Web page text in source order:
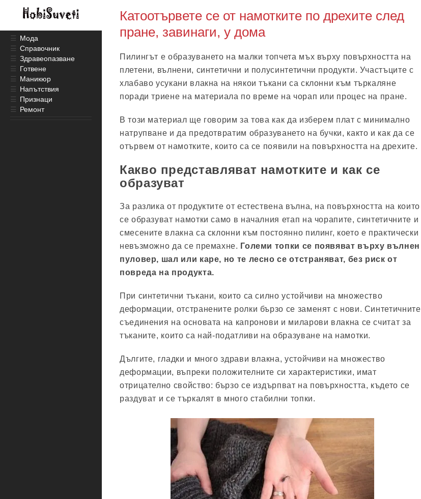
Катоотървете се от намотките по дрехите след
пране, завинаги, у дома
Пилингът е образуването на малки топчета мъх върху повърхността на
плетени, вълнени, синтетични и полусинтетични продукти. Участъците с
хлабаво усукани влакна на някои тъкани са склонни към търкаляне
поради триене на материала по време на чорап или процес на пране.
В този материал ще говорим за това как да изберем плат с минимално
натрупване и да предотвратим образуването на бучки, както и как да се
отървем от намотките, които са се появили на повърхността на дрехите.
Какво представляват намотките и как се
образуват
За разлика от продуктите от естествена вълна, на повърхността на които
се образуват намотки само в началния етап на чорапите, синтетичните и
смесените влакна са склонни към постоянно пилинг, което е практически
невъзможно да се премахне. Големи топки се появяват върху вълнен
пуловер, шал или каре, но те лесно се отстраняват, без риск от
повреда на продукта.
При синтетични тъкани, които са силно устойчиви на множество
деформации, отстранените ролки бързо се заменят с нови. Синтетичните
съединения на основата на капронови и миларови влакна се считат за
тъканите, които са най-податливи на образуване на намотки.
Дългите, гладки и много здрави влакна, устойчиви на множество
деформации, въпреки положителните си характеристики, имат
отрицателно свойство: бързо се издърпват на повърхността, където се
раздуват и се търкалят в много стабилни топки.
☰ Мода
☰ Справочник
☰ Здравеопазване
☰ Готвене
☰ Маникюр
☰ Напътствия
☰ Признаци
☰ Ремонт